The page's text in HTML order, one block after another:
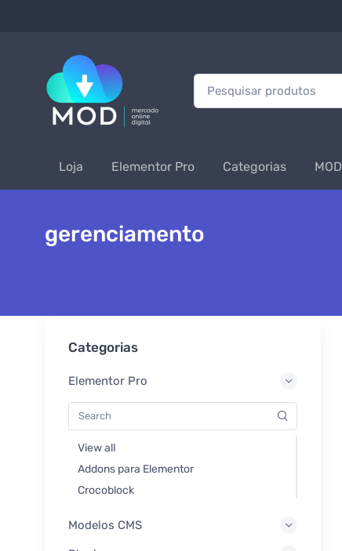
Procurar:
Loja Elementor Pro Categorias MOD
gerenciamento
Categorias
Elementor Pro
View all
Addons para Elementor
Crocoblock
Modelos CMS